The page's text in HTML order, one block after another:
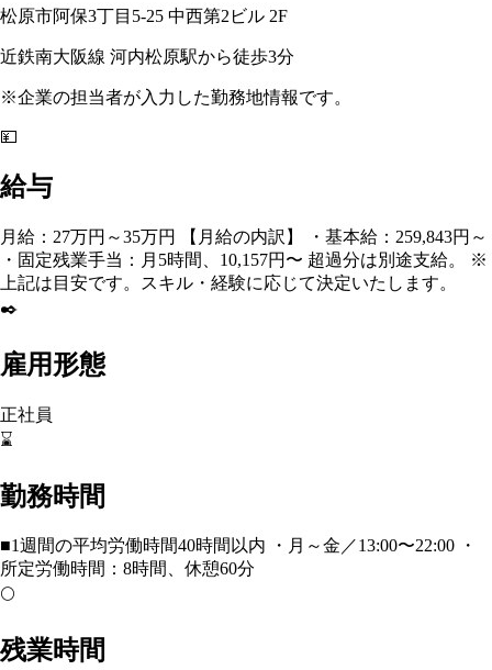
松原市阿保3丁目5-25 中西第2ビル 2F
近鉄南大阪線 河内松原駅から徒歩3分
※企業の担当者が入力した勤務地情報です。
💴
給与
月給：27万円～35万円 【月給の内訳】 ・基本給：259,843円～
・固定残業手当：月5時間、10,157円〜 超過分は別途支給。 ※
上記は目安です。スキル・経験に応じて決定いたします。
✒️
雇用形態
正社員
⌛
勤務時間
■1週間の平均労働時間40時間以内 ・月～金／13:00〜22:00 ・
所定労働時間：8時間、休憩60分
🌕
残業時間